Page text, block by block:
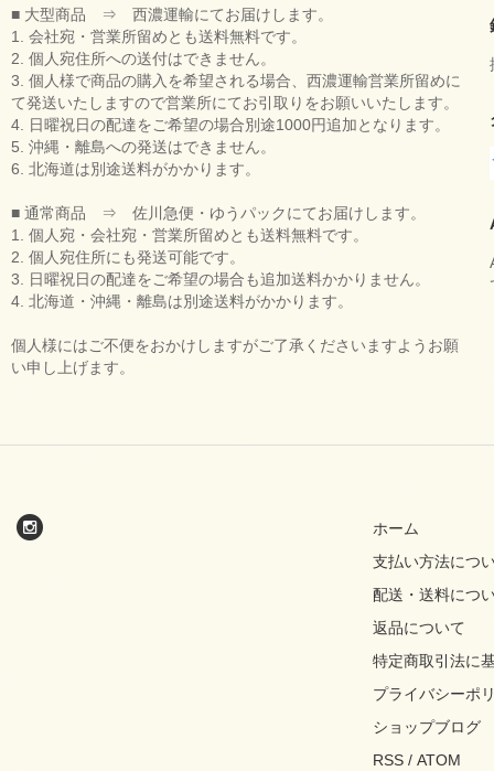
■ 大型商品 ⇒ 西濃運輸にてお届けします。
1. 会社宛・営業所留めとも送料無料です。
2. 個人宛住所への送付はできません。
3. 個人様で商品の購入を希望される場合、西濃運輸営業所留めに
て発送いたしますので営業所にてお引取りをお願いいたします。
4. 日曜祝日の配達をご希望の場合別途1000円追加となります。
5. 沖縄・離島への発送はできません。
6. 北海道は別途送料がかかります。
■ 通常商品 ⇒ 佐川急便・ゆうパックにてお届けします。
1. 個人宛・会社宛・営業所留めとも送料無料です。
2. 個人宛住所にも発送可能です。
3. 日曜祝日の配達をご希望の場合も追加送料かかりません。
4. 北海道・沖縄・離島は別途送料がかかります。
個人様にはご不便をおかけしますがご了承くださいますようお願
い申し上げます。
ホーム
支払い方法につ
配送・送料につ
返品について
特定商取引法に
プライバシーポ
ショップブログ
RSS / ATOM